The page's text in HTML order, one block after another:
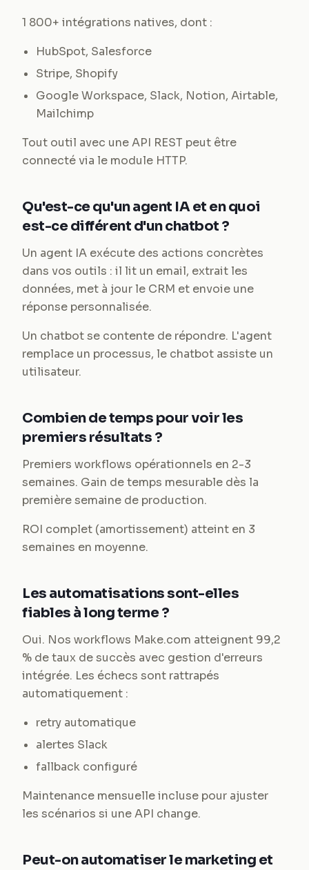
1 800+ intégrations natives, dont :
HubSpot, Salesforce
Stripe, Shopify
Google Workspace, Slack, Notion, Airtable,
Mailchimp
Tout outil avec une API REST peut être
connecté via le module HTTP.
Qu'est-ce qu'un agent IA et en quoi
est-ce différent d'un chatbot ?
Un agent IA exécute des actions concrètes
dans vos outils : il lit un email, extrait les
données, met à jour le CRM et envoie une
réponse personnalisée.
Un chatbot se contente de répondre. L'agent
remplace un processus, le chatbot assiste un
utilisateur.
Combien de temps pour voir les
premiers résultats ?
Premiers workflows opérationnels en 2-3
semaines. Gain de temps mesurable dès la
première semaine de production.
ROI complet (amortissement) atteint en 3
semaines en moyenne.
Les automatisations sont-elles
fiables à long terme ?
Oui. Nos workflows Make.com atteignent 99,2
% de taux de succès avec gestion d'erreurs
intégrée. Les échecs sont rattrapés
automatiquement :
retry automatique
alertes Slack
fallback configuré
Maintenance mensuelle incluse pour ajuster
les scénarios si une API change.
Peut-on automatiser le marketing et